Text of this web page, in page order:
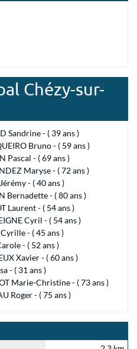
Chézy-sur-
Sandrine - ( 39 ans )
Bruno - ( 59 ans )
Pascal - ( 69 ans )
Maryse - ( 72 ans )
- ( 40 ans )
Bernadette - ( 80 ans )
Laurent - ( 54 ans )
Cyril - ( 54 ans )
- ( 45 ans )
- ( 52 ans )
Xavier - ( 60 ans )
- ( 31 ans )
Marie-Christine - ( 73 ans )
Roger - ( 75 ans )